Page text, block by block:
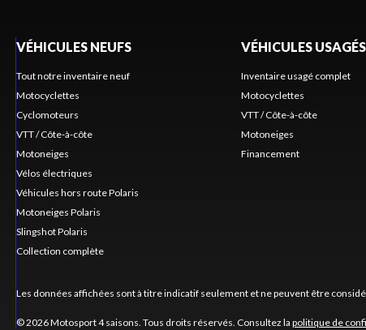
VÉHICULES NEUFS
Tout notre inventaire neuf
Motocyclettes
Cyclomoteurs
VTT / Côte-à-côte
Motoneiges
Vélos électriques
Véhicules hors route Polaris
Motoneiges Polaris
Slingshot Polaris
Collection complète
VÉHICULES USAGÉS
Inventaire usagé complet
Motocyclettes
VTT / Côte-à-côte
Motoneiges
Financement
Les données affichées sont à titre indicatif seulement et ne peuvent être
© 2026 Motosport 4 saisons. Tous droits réservés. Consultez la politique de